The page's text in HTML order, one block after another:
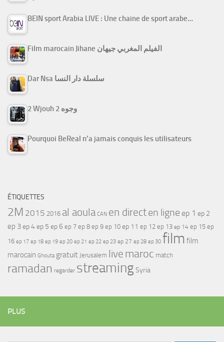
BEIN sport Arabia LIVE : Une chaine de sport arabe…
Film marocain Jihane الفيلم المغربي جيهان
Dar Nsa سلسلة دار النسا
2 Wjouh 2 وجوه
Pourquoi BeReal n’a jamais conquis les utilisateurs
ÉTIQUETTES
2M 2015 2016 al aoula CAN en directen ligne ep 1 ep 2
ep 3ep 4ep 5 ep 6 ep 7 ep 8 ep 9 ep 10 ep 11 ep 12 ep 13 ep 14 ep 15 ep
16 ep 17 ep 18 ep 19 ep 20 ep 21 ep 22 ep 23 ep 27 ep 28 ep 30 film film
marocain Ghouta gratuit Jerusalem live maroc match
ramadan regarder streamingSyria
PLUS